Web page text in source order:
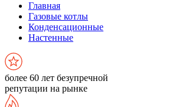
Главная
Газовые котлы
Конденсационные
Настенные
более 60 лет безупречной
репутации на рынке